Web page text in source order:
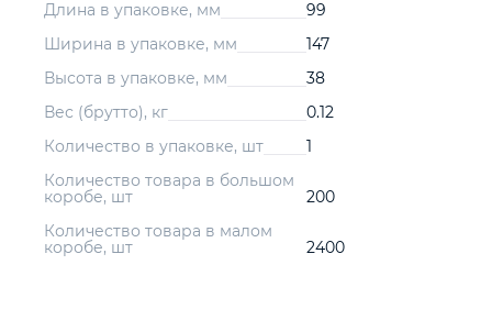
Длина в упаковке, мм
99
Ширина в упаковке, мм
147
Высота в упаковке, мм
38
Вес (брутто), кг
0.12
Количество в упаковке, шт
1
Количество товара в большом
коробе, шт
200
Количество товара в малом
коробе, шт
2400